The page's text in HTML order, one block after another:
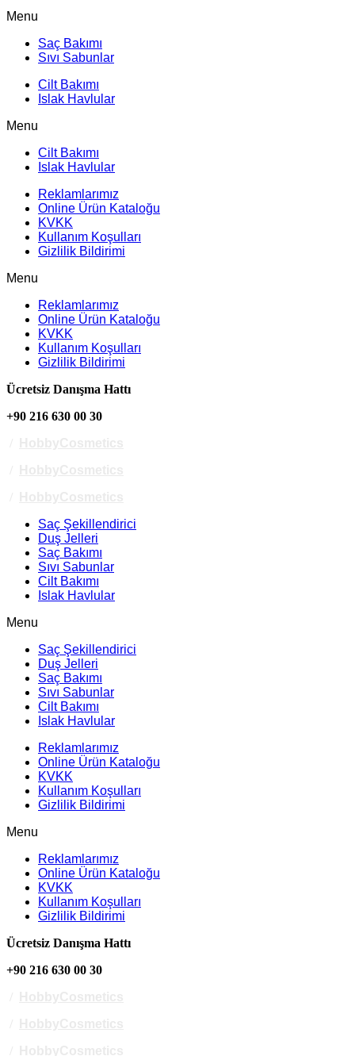
Menu
Saç Bakımı
Sıvı Sabunlar
Cilt Bakımı
Islak Havlular
Menu
Cilt Bakımı
Islak Havlular
Reklamlarımız
Online Ürün Kataloğu
KVKK
Kullanım Koşulları
Gizlilik Bildirimi
Menu
Reklamlarımız
Online Ürün Kataloğu
KVKK
Kullanım Koşulları
Gizlilik Bildirimi
Ücretsiz Danışma Hattı
+90 216 630 00 30
Saç Şekillendirici
Duş Jelleri
Saç Bakımı
Sıvı Sabunlar
Cilt Bakımı
Islak Havlular
Menu
Saç Şekillendirici
Duş Jelleri
Saç Bakımı
Sıvı Sabunlar
Cilt Bakımı
Islak Havlular
Reklamlarımız
Online Ürün Kataloğu
KVKK
Kullanım Koşulları
Gizlilik Bildirimi
Menu
Reklamlarımız
Online Ürün Kataloğu
KVKK
Kullanım Koşulları
Gizlilik Bildirimi
Ücretsiz Danışma Hattı
+90 216 630 00 30